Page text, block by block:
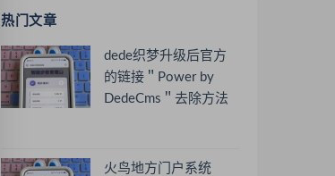
热门文章
dede织梦升级后官方
的链接＂Power by
DedeCms＂去除方法
火鸟地方门户系统